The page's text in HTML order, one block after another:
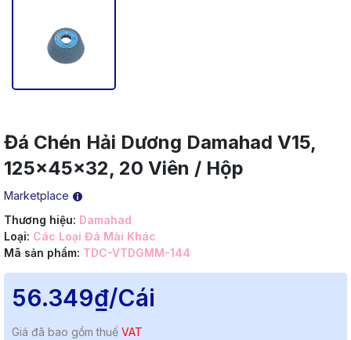
Đá Chén Hải Dương Damahad V15,
125x45x32, 20 Viên / Hộp
Marketplace
Thương hiệu: Damahad
Loại: Các Loại Đá Mài Khác
Mã sản phẩm: TDC-VTDGMM-144
56.349₫/Cái
Giá đã bao gồm thuế VAT